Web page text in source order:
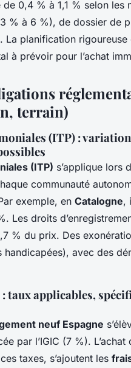
0,4 % à 1,1 % selon les
% à 6 %), de dossier de
planification
à prévoir pour l’achat
terrain)
(ITP) :
(ITP) s’applique lors
communauté
exemple, en Catalogne,
Les droits
% du prix. Des
avec des
taux applicables,
neuf Espagne
par l’IGIC (7 %). L’achat
taxes, s’ajoutent les